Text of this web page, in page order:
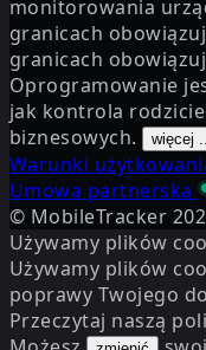
monitorowania
granicach
granicach
Oprogramowanie
jak kontrola
biznesowych.
Warunki
Umowa partnerska
© MobileTracker
Używamy plików
Używamy plików
poprawy Twojego
Przeczytaj naszą